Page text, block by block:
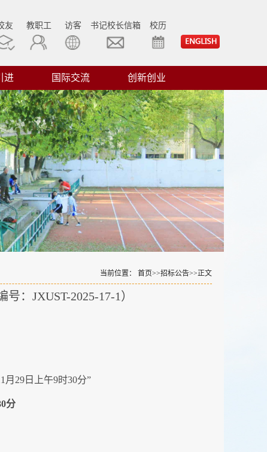
友 教职工 访客 书记校长信箱 校历
进 国际交流 创新创业
当前位置： 首页>>招标公告>>正文
：JXUST-2025-17-1）
月29日上午9时30分”
分